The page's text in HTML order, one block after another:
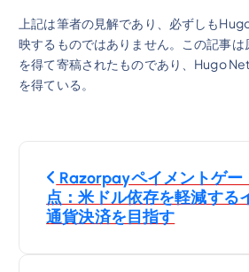
上記は筆者の見解であり、必ずしも
映するものではありません。この記事
を得て寄稿されたものであり、Hugo
を得ている。
投
稿
Razorpayペイメントゲー
点：米ドル依存を軽減する
通貨決済を目指す